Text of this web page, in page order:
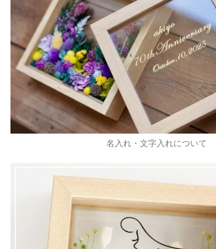
名入れ・文字入れについて